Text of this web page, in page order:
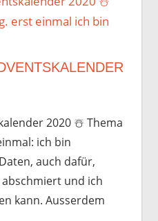
2020 ☃️️ Thema
ich bin
auch dafür,
und ich
kann. Ausserdem